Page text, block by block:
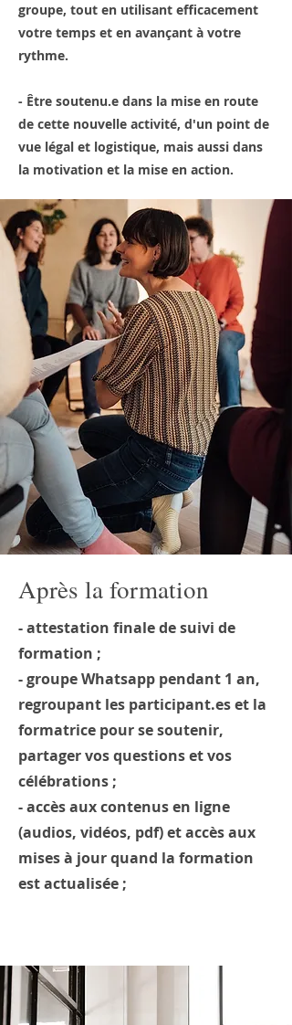
groupe, tout en utilisant efficacement
votre temps et en avançant à votre
rythme.
- Être soutenu.e dans la mise en route
de cette nouvelle activité, d'un point de
vue légal et logistique, mais aussi dans
la motivation et la mise en action.
Après la formation
- attestation finale de suivi de
formation ;
- groupe Whatsapp pendant 1 an,
regroupant les participant.es et la
formatrice pour se soutenir,
partager vos questions et vos
célébrations ;
- accès aux contenus en ligne
(audios, vidéos, pdf) et accès aux
mises à jour quand la formation
est actualisée ;